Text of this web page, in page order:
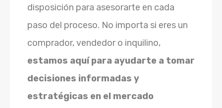
disposición para asesorarte en cada
paso del proceso. No importa si eres un
comprador, vendedor o inquilino,
estamos aquí para ayudarte a tomar
decisiones informadas y
estratégicas en el mercado